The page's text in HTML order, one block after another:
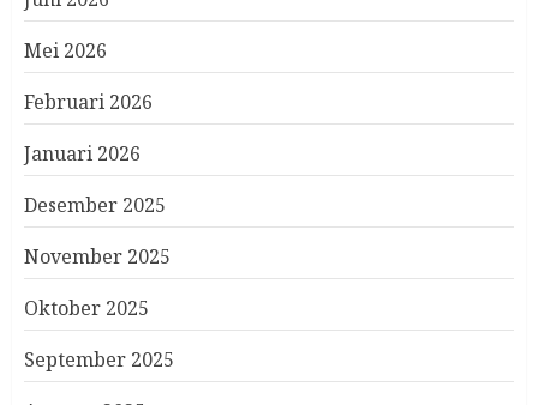
Mei 2026
Februari 2026
Januari 2026
Desember 2025
November 2025
Oktober 2025
September 2025